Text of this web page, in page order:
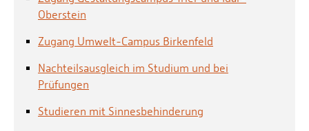
Oberstein
Zugang Umwelt-Campus Birkenfeld
Nachteilsausgleich im Studium und bei
Prüfungen
Studieren mit Sinnesbehinderung